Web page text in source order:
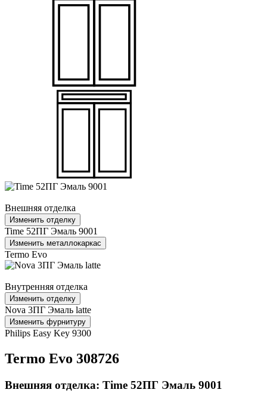
Внешняя отделка
Изменить отделку
Time 52ПГ Эмаль 9001
Изменить металлокаркас
Termo Evo
Внутренняя отделка
Изменить отделку
Nova 3ПГ Эмаль latte
Изменить фурнитуру
Philips Easy Key 9300
Termo Evo 308726
Внешняя отделка: Time 52ПГ Эмаль 9001